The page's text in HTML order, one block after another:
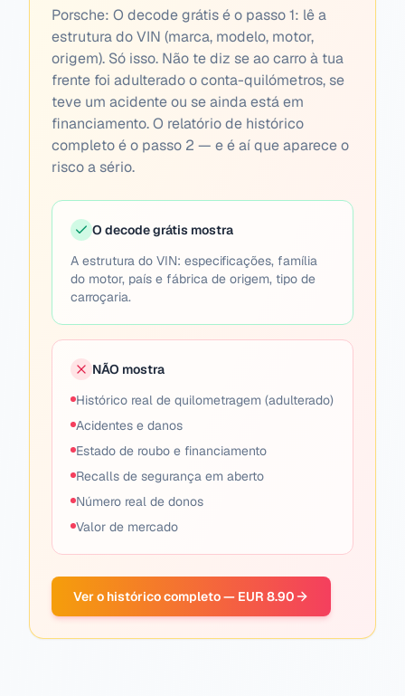
Porsche: O decode grátis é o passo 1: lê a
estrutura do VIN (marca, modelo, motor,
origem). Só isso. Não te diz se ao carro à tua
frente foi adulterado o conta-quilómetros, se
teve um acidente ou se ainda está em
financiamento. O relatório de histórico
completo é o passo 2 — e é aí que aparece o
risco a sério.
O decode grátis mostra
A estrutura do VIN: especificações, família
do motor, país e fábrica de origem, tipo de
carroçaria.
NÃO mostra
Histórico real de quilometragem (adulterado)
Acidentes e danos
Estado de roubo e financiamento
Recalls de segurança em aberto
Número real de donos
Valor de mercado
Ver o histórico completo — EUR 8.90